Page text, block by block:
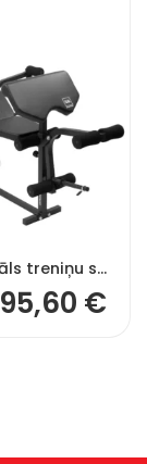
Daudzfunkcionāls treniņu sols TSB-WM
95,60 €